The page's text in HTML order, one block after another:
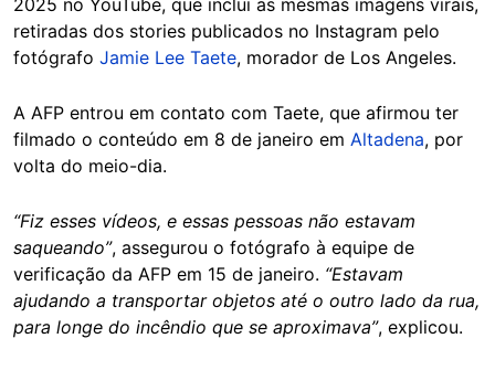
2025 no YouTube, que inclui as mesmas imagens virais,
retiradas dos stories publicados no Instagram pelo
fotógrafo Jamie Lee Taete, morador de Los Angeles.
A AFP entrou em contato com Taete, que afirmou ter
filmado o conteúdo em 8 de janeiro em Altadena, por
volta do meio-dia.
“Fiz esses vídeos, e essas pessoas não estavam
saqueando”, assegurou o fotógrafo à equipe de
verificação da AFP em 15 de janeiro. “Estavam
ajudando a transportar objetos até o outro lado da rua,
para longe do incêndio que se aproximava”, explicou.